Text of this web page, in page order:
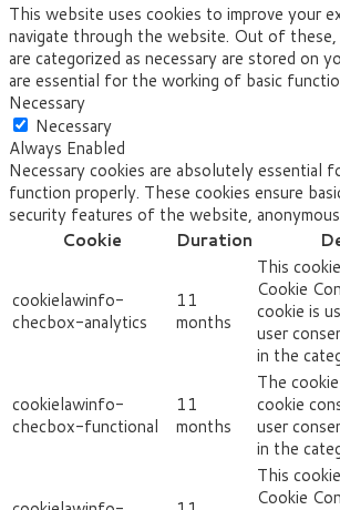
This website uses cookies to improve your
navigate through the website. Out of
are categorized as necessary are stored on
are essential for the working of basic
Necessary
Necessary
Always Enabled
Necessary cookies are absolutely essential
function properly. These cookies ensure
security features of the website,
Cookie
Duration
cookielawinfo-
checbox-analytics
11
months
This
Cookie
cookie is
user
in the
cookielawinfo-
checbox-functional
11
months
The
cookie
user
in the
This
Cookie